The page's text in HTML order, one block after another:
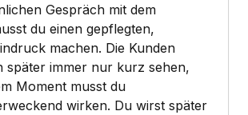
Gespräch mit dem
du einen gepflegten,
machen. Die Kunden
später immer nur kurz sehen,
Moment musst du
wirken. Du wirst später